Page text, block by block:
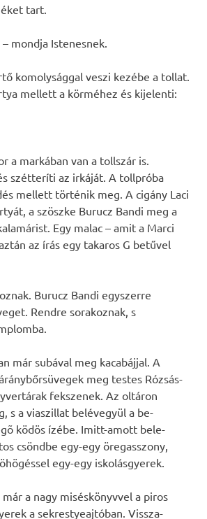
tart.
mondja Istenesnek.
komolysággal veszi kezébe a tollat.
mellett a körméhez és kijelenti:
a markában van a tollszár is.
szétteríti az irkáját. A tollpróba
mellett történik meg. A cigány Laci
a szöszke Burucz Bandi meg a
Egy malac – amit a Marci
az írás egy takaros G betűvel
Burucz Bandi egyszerre
Rendre sorakoznak, s
már subával meg kacabájjal. A
meg testes Rózsás-
fekszenek. Az oltáron
s a viaszillat belévegyül a be-
ködös ízébe. Imitt-amott bele-
csöndbe egy-egy öregasszony,
egy-egy iskolásgyerek.
a nagy miséskönyvvel a piros
a sekrestyeajtóban. Vissza-